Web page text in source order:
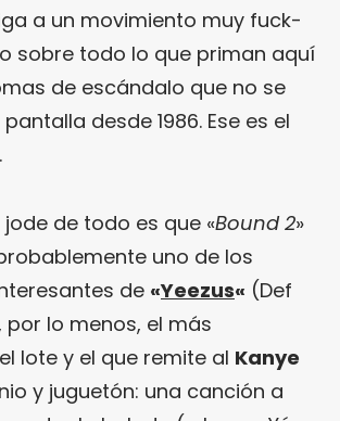
a un movimiento muy fuck-
sobre todo lo que priman aquí
de escándalo que no se
desde 1986. Ese es el
de todo es que «Bound 2»
uno de los
de «Yeezus« (Def
por lo menos, el más
lote y el que remite al Kanye
y juguetón: una canción a